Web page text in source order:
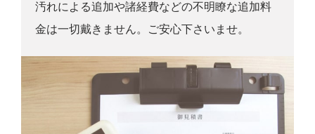
汚れによる追加や諸経費などの不明瞭な追加料
金は一切戴きません。ご安心下さいませ。